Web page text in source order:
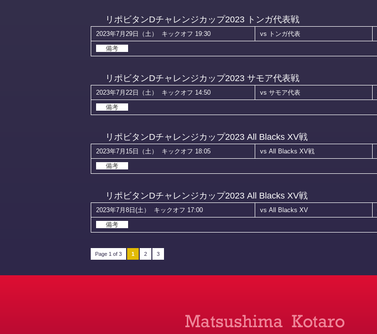
リポビタンDチャレンジカップ2023 トンガ代表戦
2023年7月29日（土） キックオフ 19:30 vs トンガ代表
備考
リポビタンDチャレンジカップ2023 サモア代表戦
2023年7月22日（土） キックオフ 14:50 vs サモア代表
備考
リポビタンDチャレンジカップ2023 All Blacks XV戦
2023年7月15日（土） キックオフ 18:05 vs All Blacks XV戦
備考
リポビタンDチャレンジカップ2023 All Blacks XV戦
2023年7月8日(土） キックオフ 17:00 vs All Blacks XV
備考
Page 1 of 3 1 2 3